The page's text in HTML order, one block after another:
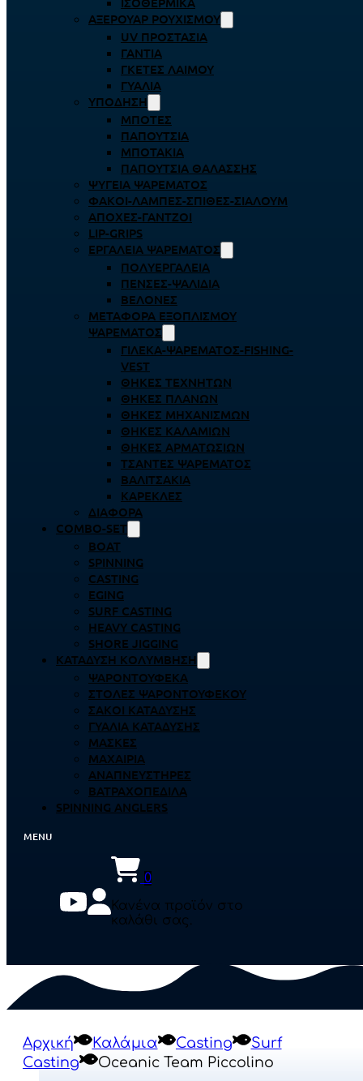
ΑΞΕΡΟΥΆΡ ΡΟΥΧΙΣΜΟΎ
UV ΠΡΟΣΤΑΣΊΑ
ΓΆΝΤΙΑ
ΓΚΈΤΕΣ ΛΑΊΜΟΥ
ΓΥΑΛΙΆ
ΥΠΌΔΗΣΗ
ΜΠΌΤΕΣ
ΠΑΠΟΎΤΣΙΑ
ΜΠΟΤΆΚΙΑ
ΠΑΠΟΎΤΣΙΑ ΘΑΛΆΣΣΗΣ
ΨΥΓΕΊΑ ΨΑΡΈΜΑΤΟΣ
ΦΑΚΟΊ-ΛΆΜΠΕΣ-ΣΠΊΘΕΣ-ΣΊΑΛΟΥΜ
ΑΠΌΧΕΣ-ΓΆΝΤΖΟΙ
LIP-GRIPS
EΡΓΑΛΕΊΑ ΨΑΡΈΜΑΤΟΣ
ΠΟΛΥΕΡΓΑΛΕΊΑ
ΠΈΝΣΕΣ-ΨΑΛΊΔΙΑ
ΒΕΛΌΝΕΣ
ΜΕΤΑΦΟΡΆ ΕΞΟΠΛΙΣΜΟΎ
ΨΑΡΈΜΑΤΟΣ
ΓΙΛΈΚΑ-ΨΑΡΈΜΑΤΟΣ-FISHING-
VEST
ΘΉΚΕΣ ΤΕΧΝΗΤΏΝ
ΘΉΚΕΣ ΠΛΆΝΩΝ
ΘΉΚΕΣ ΜΗΧΑΝΙΣΜΏΝ
ΘΉΚΕΣ ΚΑΛΑΜΙΏΝ
ΘΉΚΕΣ ΑΡΜΑΤΩΣΙΏΝ
ΤΣΆΝΤΕΣ ΨΑΡΈΜΑΤΟΣ
ΒΑΛΙΤΣΆΚΙΑ
ΚΑΡΈΚΛΕΣ
ΔΙΆΦΟΡΑ
COMBO-SET
BOAT
SPINNING
CASTING
EGING
SURF CASTING
HEAVY CASTING
SHORE JIGGING
ΚΑΤΆΔΥΣΗ ΚΟΛΎΜΒΗΣΗ
ΨΑΡΟΝΤΟΎΦΕΚΑ
ΣΤΟΛΈΣ ΨΑΡΟΝΤΟΎΦΕΚΟΥ
ΣΆΚΟΙ ΚΑΤΆΔΥΣΗΣ
ΓΥΑΛΙΆ ΚΑΤΆΔΥΣΗΣ
ΜΆΣΚΕΣ
ΜΑΧΑΊΡΙΑ
ΑΝΑΠΝΕΥΣΤΉΡΕΣ
ΒΑΤΡΑΧΟΠΈΔΙΛΑ
SPINNING ANGLERS
0
Κανένα προϊόν στο
καλάθι σας.
Αρχική Καλάμια Casting
Surf
Casting
Oceanic Team Piccolino